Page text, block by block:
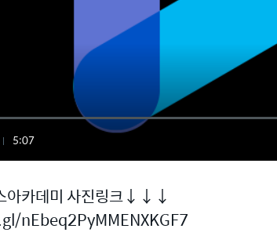
5:07
카데미 사진링크↓↓↓
nEbeq2PyMMENXKGF7